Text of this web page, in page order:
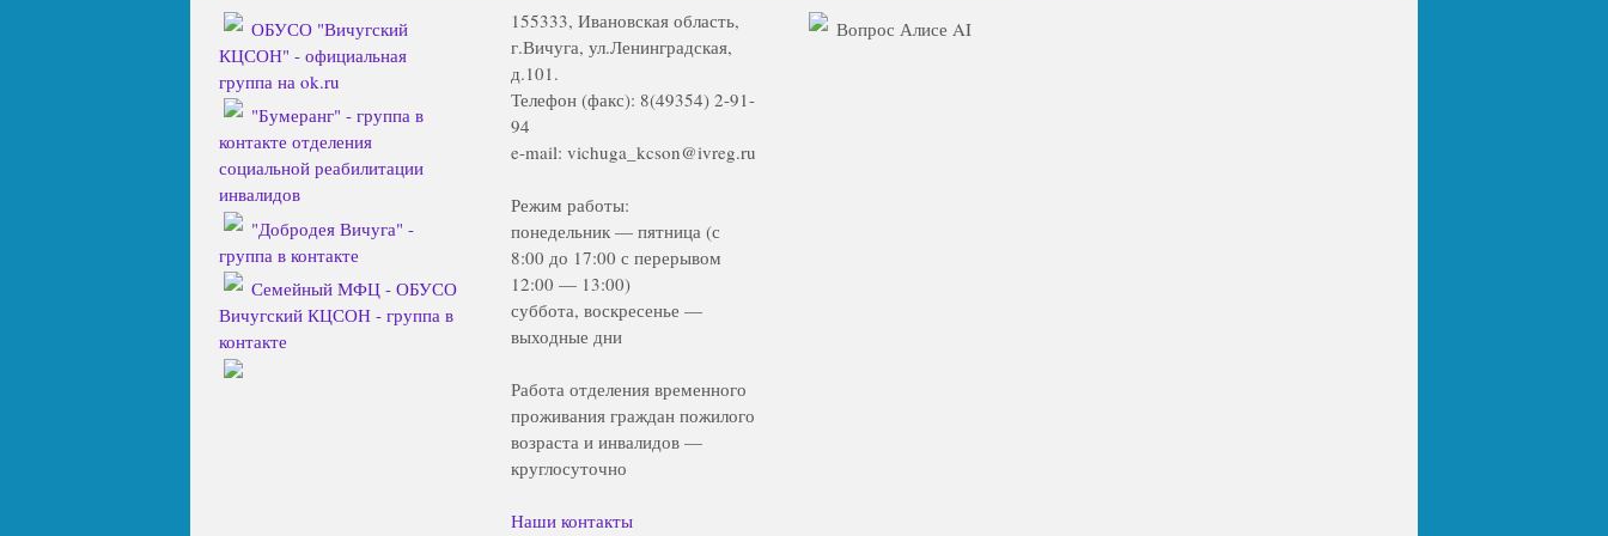
ОБУСО "Вичугский
КЦСОН" - официальная
группа на ok.ru
"Бумеранг" - группа в
контакте отделения
социальной реабилитации
инвалидов
"Добродея Вичуга" -
группа в контакте
Семейный МФЦ - ОБУСО
Вичугский КЦСОН - группа в
контакте
155333, Ивановская область,
г.Вичуга, ул.Ленинградская,
д.101.
Телефон (факс): 8(49354) 2-91-
94
e-mail: vichuga_kcson@ivreg.ru
Режим работы:
понедельник — пятница (с
8:00 до 17:00 с перерывом
12:00 — 13:00)
суббота, воскресенье —
выходные дни
Работа отделения временного
проживания граждан пожилого
возраста и инвалидов —
круглосуточно
Наши контакты
Вопрос Алисе AI